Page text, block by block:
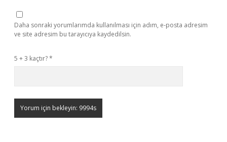
Daha sonraki yorumlarımda kullanılması için adım, e-posta adresim
ve site adresim bu tarayıcıya kaydedilsin.
5 + 3 kaçtır?*